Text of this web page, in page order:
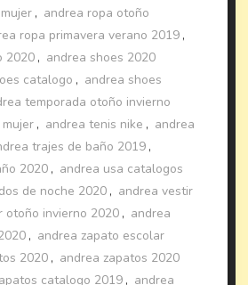
, andrea ropa otoño
ropa primavera verano 2019 ,
2020 , andrea shoes 2020
catalogo , andrea shoes
temporada otoño invierno
, andrea tenis nike , andrea
trajes de baño 2019 ,
2020 , andrea usa catalogos
de noche 2020 , andrea vestir
otoño invierno 2020 , andrea
, andrea zapato escolar
2020 , andrea zapatos 2020
catalogo 2019 , andrea